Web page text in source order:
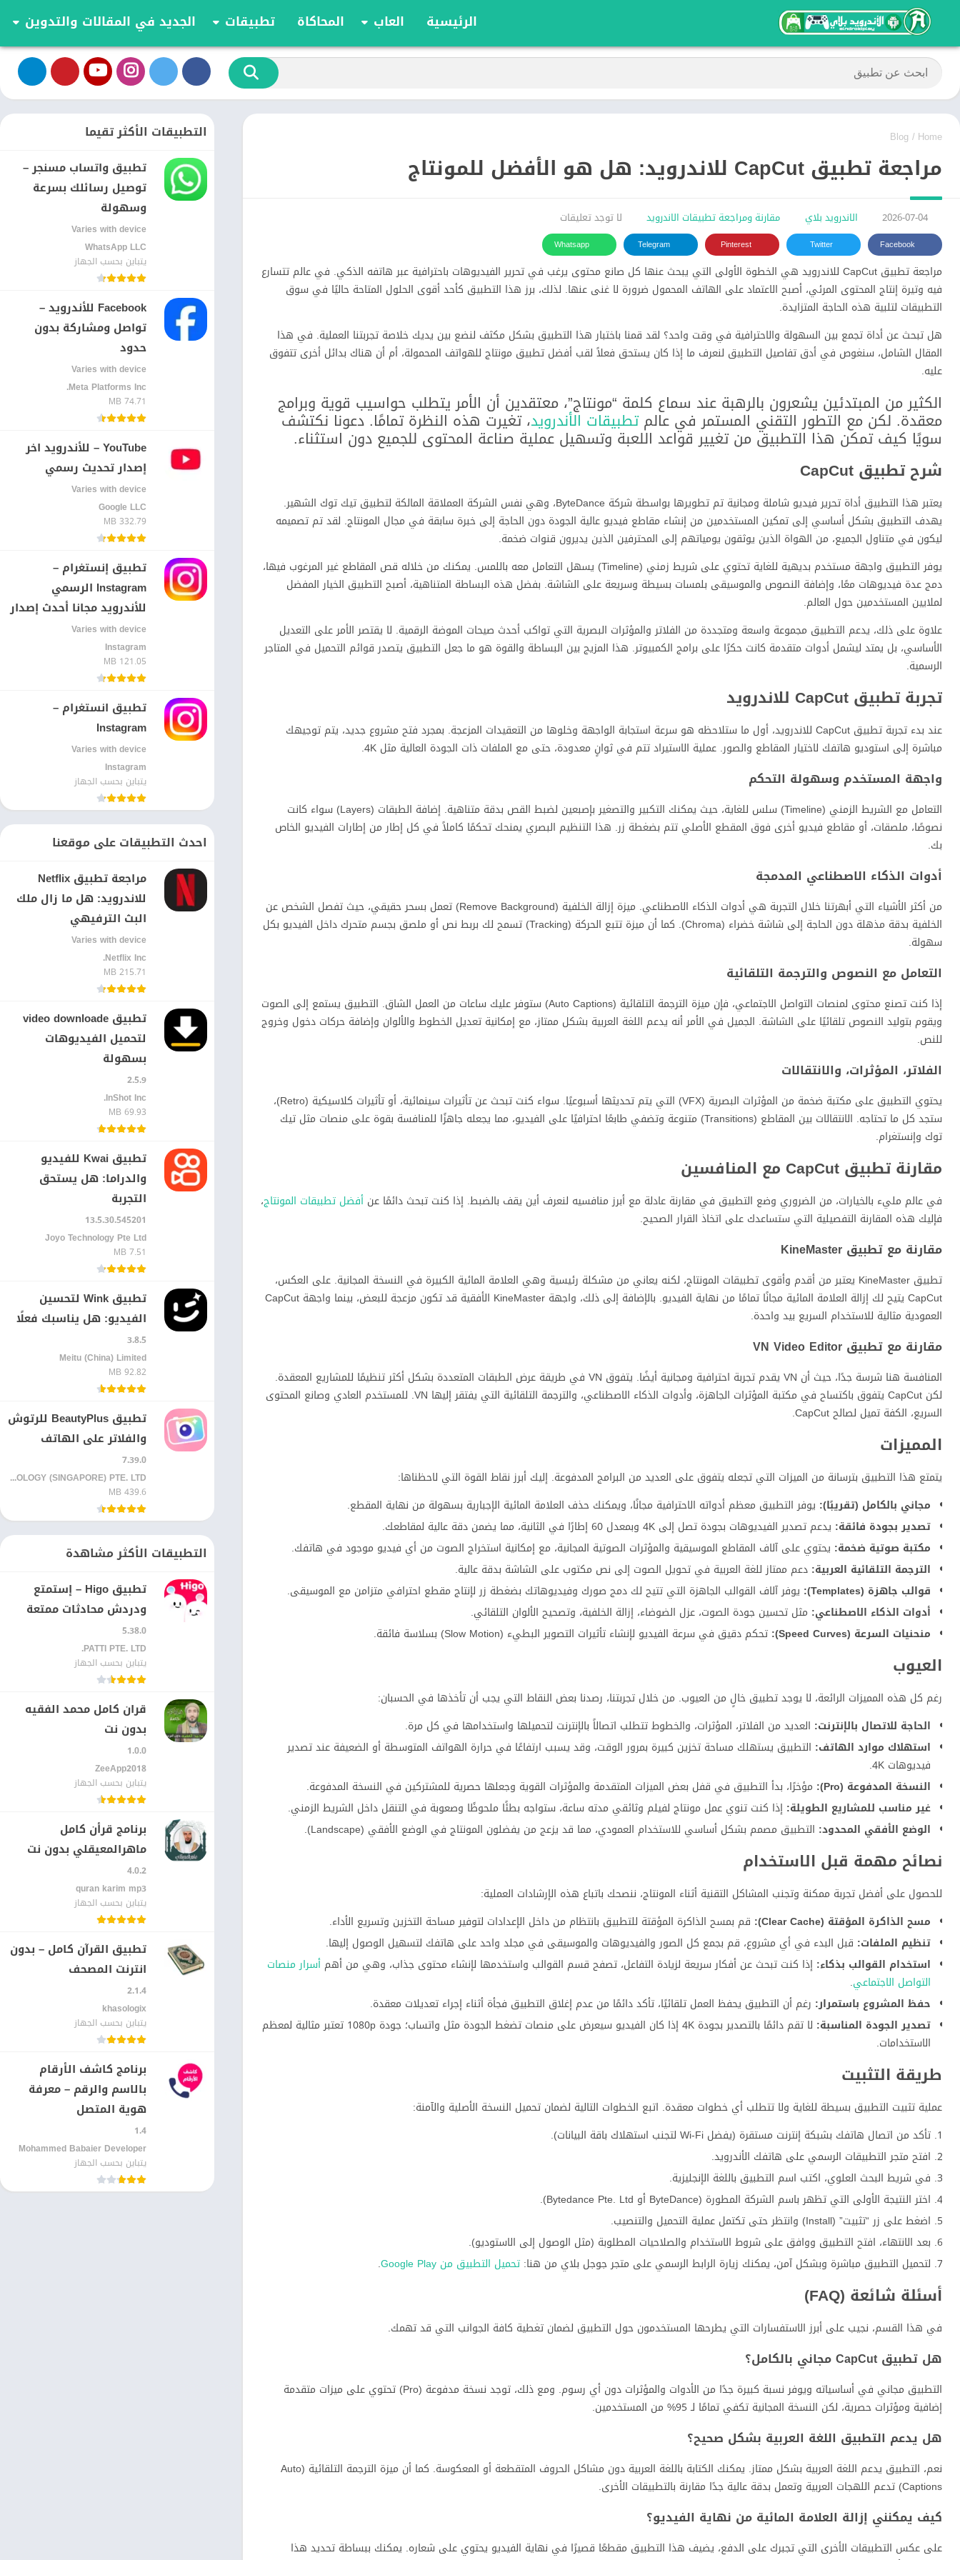
الرئيسية العاب
ألعاب الألواح
الألعاب الإستراتيجية
المحاكاة تطبيقات
الموسيقى والصوت
أدوات الفيديو
تخصيص
الكتب والمراجع
الاتصال
الصحة واللياقة البدنية
نمط حياة
Uncategorized
الجديد في المقالات والتدوين
تحديثات وأخبار أندرويد
مقارنة وشرح العاب اندرويد
مراجعة ومقارنة تطبيقات أندرويد
Home
/
Blog
مراجعة تطبيق CapCut للاندرويد: هل هو الأفضل للمونتاج
2026-07-04 الاندرويد بلاي مقارنة ومراجعة تطبيقات الاندرويد لا توجد تعليقات
Facebook
Twitter
Pinterest
Telegram
Whatsapp
مراجعة تطبيق CapCut للاندرويد هي الخطوة الأولى التي يبحث عنها كل صانع محتوى يرغب في تحرير الفيديوهات باحترافية عبر هاتفه الذكي. في عالم تتسارع
فيه وتيرة إنتاج المحتوى المرئي، أصبح الاعتماد على الهاتف المحمول ضرورة لا غنى عنها. لذلك، برز هذا التطبيق كأحد أقوى الحلول المتاحة حاليًا في سوق
التطبيقات لتلبية هذه الحاجة المتزايدة.
هل تبحث عن أداة تجمع بين السهولة والاحترافية في وقت واحد؟ لقد قمنا باختبار هذا التطبيق بشكل مكثف لنضع بين يديك خلاصة تجربتنا العملية. في هذا
المقال الشامل، سنغوص في أدق تفاصيل التطبيق لنعرف ما إذا كان يستحق فعلاً لقب أفضل تطبيق مونتاج للهواتف المحمولة، أم أن هناك بدائل أخرى تتفوق
عليه.
الكثير من المبتدئين يشعرون بالرهبة عند سماع كلمة “مونتاج”، معتقدين أن الأمر يتطلب حواسيب قوية وبرامج
معقدة. لكن مع التطور التقني المستمر في عالمتطبيقات الأندرويد، تغيرت هذه النظرة تمامًا. دعونا نكتشف
سويًا كيف تمكن هذا التطبيق من تغيير قواعد اللعبة وتسهيل عملية صناعة المحتوى للجميع دون استثناء.
شرح تطبيق CapCut
يعتبر هذا التطبيق أداة تحرير فيديو شاملة ومجانية تم تطويرها بواسطة شركة ByteDance، وهي نفس الشركة العملاقة المالكة لتطبيق تيك توك الشهير.
يهدف التطبيق بشكل أساسي إلى تمكين المستخدمين من إنشاء مقاطع فيديو عالية الجودة دون الحاجة إلى خبرة سابقة في مجال المونتاج. لقد تم تصميمه
ليكون في متناول الجميع، من الهواة الذين يوثقون يومياتهم إلى المحترفين الذين يديرون قنوات ضخمة.
يوفر التطبيق واجهة مستخدم بديهية للغاية تحتوي على شريط زمني (Timeline) يسهل التعامل معه باللمس. يمكنك من خلاله قص المقاطع غير المرغوب فيها،
دمج عدة فيديوهات معًا، وإضافة النصوص والموسيقى بلمسات بسيطة وسريعة على الشاشة. بفضل هذه البساطة المتناهية، أصبح التطبيق الخيار المفضل
لملايين المستخدمين حول العالم.
علاوة على ذلك، يدعم التطبيق مجموعة واسعة ومتجددة من الفلاتر والمؤثرات البصرية التي تواكب أحدث صيحات الموضة الرقمية. لا يقتصر الأمر على التعديل
الأساسي، بل يمتد ليشمل أدوات متقدمة كانت حكرًا على برامج الكمبيوتر. هذا المزيج بين البساطة والقوة هو ما جعل التطبيق يتصدر قوائم التحميل في المتاجر
الرسمية.
تجربة تطبيق CapCut للاندرويد
عند بدء تجربة تطبيق CapCut للاندرويد، أول ما ستلاحظه هو سرعة استجابة الواجهة وخلوها من التعقيدات المزعجة. بمجرد فتح مشروع جديد، يتم توجيهك
مباشرة إلى استوديو هاتفك لاختيار المقاطع والصور. عملية الاستيراد تتم في ثوانٍ معدودة، حتى مع الملفات ذات الجودة العالية مثل 4K.
واجهة المستخدم وسهولة التحكم
التعامل مع الشريط الزمني (Timeline) سلس للغاية، حيث يمكنك التكبير والتصغير بإصبعين لضبط القص بدقة متناهية. إضافة الطبقات (Layers) سواء كانت
نصوصًا، ملصقات، أو مقاطع فيديو أخرى فوق المقطع الأصلي تتم بضغطة زر. هذا التنظيم البصري يمنحك تحكمًا كاملاً في كل إطار من إطارات الفيديو الخاص
بك.
أدوات الذكاء الاصطناعي المدمجة
من أكثر الأشياء التي أبهرتنا خلال التجربة هي أدوات الذكاء الاصطناعي. ميزة إزالة الخلفية (Remove Background) تعمل بسحر حقيقي، حيث تفصل الشخص عن
الخلفية بدقة مذهلة دون الحاجة إلى شاشة خضراء (Chroma). كما أن ميزة تتبع الحركة (Tracking) تسمح لك بربط نص أو ملصق بجسم متحرك داخل الفيديو بكل
سهولة.
التعامل مع النصوص والترجمة التلقائية
إذا كنت تصنع محتوى لمنصات التواصل الاجتماعي، فإن ميزة الترجمة التلقائية (Auto Captions) ستوفر عليك ساعات من العمل الشاق. التطبيق يستمع إلى الصوت
ويقوم بتوليد النصوص تلقائيًا على الشاشة. الجميل في الأمر أنه يدعم اللغة العربية بشكل ممتاز، مع إمكانية تعديل الخطوط والألوان وإضافة حركات دخول وخروج
للنص.
الفلاتر، المؤثرات، والانتقالات
يحتوي التطبيق على مكتبة ضخمة من المؤثرات البصرية (VFX) التي يتم تحديثها أسبوعيًا. سواء كنت تبحث عن تأثيرات سينمائية، أو تأثيرات كلاسيكية (Retro)،
ستجد كل ما تحتاجه. الانتقالات بين المقاطع (Transitions) متنوعة وتضفي طابعًا احترافيًا على الفيديو، مما يجعله جاهزًا للمنافسة بقوة على منصات مثل تيك
توك وإنستغرام.
مقارنة تطبيق CapCut مع المنافسين
في عالم مليء بالخيارات، من الضروري وضع التطبيق في مقارنة عادلة مع أبرز منافسيه لنعرف أين يقف بالضبط. إذا كنت تبحث دائمًا عن أفضل تطبيقات المونتاج،
فإليك هذه المقارنة التفصيلية التي ستساعدك على اتخاذ القرار الصحيح.
مقارنة مع تطبيق KineMaster
تطبيق KineMaster يعتبر من أقدم وأقوى تطبيقات المونتاج، لكنه يعاني من مشكلة رئيسية وهي العلامة المائية الكبيرة في النسخة المجانية. على العكس،
CapCut يتيح لك إزالة العلامة المائية مجانًا تمامًا من نهاية الفيديو. بالإضافة إلى ذلك، واجهة KineMaster الأفقية قد تكون مزعجة للبعض، بينما واجهة CapCut
العمودية مثالية للاستخدام السريع بيد واحدة.
مقارنة مع تطبيق VN Video Editor
المنافسة هنا شرسة جدًا، حيث أن VN يقدم تجربة احترافية ومجانية أيضًا. يتفوق VN في طريقة عرض الطبقات المتعددة بشكل أكثر تنظيمًا للمشاريع المعقدة.
لكن CapCut يتفوق باكتساح في مكتبة المؤثرات الجاهزة، وأدوات الذكاء الاصطناعي، والترجمة التلقائية التي يفتقر إليها VN. للمستخدم العادي وصانع المحتوى
السريع، الكفة تميل لصالح CapCut.
المميزات
يتمتع هذا التطبيق بترسانة من الميزات التي تجعله يتفوق على العديد من البرامج المدفوعة. إليك أبرز نقاط القوة التي لاحظناها:
مجاني بالكامل (تقريبًا): يوفر التطبيق معظم أدواته الاحترافية مجانًا، ويمكنك حذف العلامة المائية الإجبارية بسهولة من نهاية المقطع.
تصدير بجودة فائقة: يدعم تصدير الفيديوهات بجودة تصل إلى 4K وبمعدل 60 إطارًا في الثانية، مما يضمن دقة عالية لمقاطعك.
مكتبة صوتية ضخمة: يحتوي على آلاف المقاطع الموسيقية والمؤثرات الصوتية المجانية، مع إمكانية استخراج الصوت من أي فيديو موجود في هاتفك.
الترجمة التلقائية العربية: دعم ممتاز للغة العربية في تحويل الصوت إلى نص مكتوب على الشاشة بدقة عالية.
قوالب جاهزة (Templates):
يوفر آلاف القوالب الجاهزة التي تتيح لك دمج صورك وفيديوهاتك بضغطة زر لإنتاج مقطع احترافي متزامن مع الموسيقى.
أدوات الذكاء الاصطناعي: مثل تحسين جودة الصوت، عزل الضوضاء، إزالة الخلفية، وتصحيح الألوان التلقائي.
منحنيات السرعة (Speed Curves):
تحكم دقيق في سرعة الفيديو لإنشاء تأثيرات التصوير البطيء (Slow Motion) بسلاسة فائقة.
العيوب
رغم كل هذه المميزات الرائعة، لا يوجد تطبيق خالٍ من العيوب. من خلال تجربتنا، رصدنا بعض النقاط التي يجب أن تأخذها في الحسبان:
الحاجة للاتصال بالإنترنت: العديد من الفلاتر، المؤثرات، والخطوط تتطلب اتصالاً بالإنترنت لتحميلها واستخدامها في كل مرة.
استهلاك موارد الهاتف: التطبيق يستهلك مساحة تخزين كبيرة بمرور الوقت، وقد يسبب ارتفاعًا في حرارة الهواتف المتوسطة أو الضعيفة عند تصدير
فيديوهات 4K.
النسخة المدفوعة (Pro):
مؤخرًا، بدأ التطبيق في قفل بعض الميزات المتقدمة والمؤثرات القوية وجعلها حصرية للمشتركين في النسخة المدفوعة.
غير مناسب للمشاريع الطويلة: إذا كنت تنوي عمل مونتاج لفيلم وثائقي مدته ساعة، ستواجه بطئًا ملحوظًا وصعوبة في التنقل داخل الشريط الزمني.
الوضع الأفقي المحدود: التطبيق مصمم بشكل أساسي للاستخدام العمودي، مما قد يزعج من يفضلون المونتاج في الوضع الأفقي (Landscape).
نصائح مهمة قبل الاستخدام
للحصول على أفضل تجربة ممكنة وتجنب المشاكل التقنية أثناء المونتاج، ننصحك باتباع هذه الإرشادات العملية:
مسح الذاكرة المؤقتة (Clear Cache):
قم بمسح الذاكرة المؤقتة للتطبيق بانتظام من داخل الإعدادات لتوفير مساحة التخزين وتسريع الأداء.
تنظيم الملفات: قبل البدء في أي مشروع، قم بجمع كل الصور والفيديوهات والموسيقى في مجلد واحد على هاتفك لتسهيل الوصول إليها.
استخدام القوالب بذكاء: إذا كنت تبحث عن أفكار سريعة لزيادة التفاعل، تصفح قسم القوالب واستخدمها لإنشاء محتوى جذاب، وهي من أهم أسرار منصات
التواصل الاجتماعي.
حفظ المشروع باستمرار: رغم أن التطبيق يحفظ العمل تلقائيًا، تأكد دائمًا من عدم إغلاق التطبيق فجأة أثناء إجراء تعديلات معقدة.
تصدير الجودة المناسبة:
لا تقم دائمًا بالتصدير بجودة 4K إذا كان الفيديو سيعرض على منصات تضغط الجودة مثل واتساب؛ جودة 1080p تعتبر مثالية لمعظم
الاستخدامات.
طريقة التثبيت
عملية تثبيت التطبيق بسيطة للغاية ولا تتطلب أي خطوات معقدة. اتبع الخطوات التالية لضمان تحميل النسخة الأصلية والآمنة:
تأكد من اتصال هاتفك بشبكة إنترنت مستقرة (يفضل Wi-Fi لتجنب استهلاك باقة البيانات).
افتح متجر التطبيقات الرسمي على هاتفك الأندرويد.
في شريط البحث العلوي، اكتب اسم التطبيق باللغة الإنجليزية.
اختر النتيجة الأولى التي تظهر باسم الشركة المطورة (ByteDance أو Bytedance Pte. Ltd).
اضغط على زر “تثبيت” (Install) وانتظر حتى تكتمل عملية التحميل والتنصيب.
بعد الانتهاء، افتح التطبيق ووافق على شروط الاستخدام والصلاحيات المطلوبة (مثل الوصول إلى الاستوديو).
لتحميل التطبيق مباشرة وبشكل آمن، يمكنك زيارة الرابط الرسمي على متجر جوجل بلاي من هنا: تحميل التطبيق من Google Play .
أسئلة شائعة (FAQ)
في هذا القسم، نجيب على أبرز الاستفسارات التي يطرحها المستخدمون حول التطبيق لضمان تغطية كافة الجوانب التي قد تهمك.
هل تطبيق CapCut مجاني بالكامل؟
التطبيق مجاني في أساسياته ويوفر نسبة كبيرة جدًا من الأدوات والمؤثرات دون أي رسوم. ومع ذلك، توجد نسخة مدفوعة (Pro) تحتوي على ميزات متقدمة
إضافية ومؤثرات حصرية، لكن النسخة المجانية تكفي تمامًا لـ 95% من المستخدمين.
هل يدعم التطبيق اللغة العربية بشكل صحيح؟
نعم، التطبيق يدعم اللغة العربية بشكل ممتاز. يمكنك الكتابة باللغة العربية دون مشاكل الحروف المتقطعة أو المعكوسة. كما أن ميزة الترجمة التلقائية (Auto
Captions) تدعم اللهجات العربية وتعمل بدقة عالية جدًا مقارنة بالتطبيقات الأخرى.
كيف يمكنني إزالة العلامة المائية من نهاية الفيديو؟
على عكس التطبيقات الأخرى التي تجبرك على الدفع، يضيف هذا التطبيق مقطعًا قصيرًا في نهاية الفيديو يحتوي على شعاره. يمكنك ببساطة تحديد هذا
التطبيقات الأكثر تقيما
تطبيق واتساب مسنجر –
توصيل رسائلك بسرعة
وسهولة
Varies with device
WhatsApp LLC‏
يتباين بحسب الجهاز
Facebook للأندرويد –
تواصل ومشاركة بدون
حدود
Varies with device
Meta Platforms Inc.‏
74.71 MB
YouTube – للأندرويد اخر
إصدار تحديث رسمي
Varies with device
Google LLC‏
332.79 MB
تطبيق إنستغرام –
Instagram الرسمي
للأندرويد مجانا أحدث إصدار
Varies with device
Instagram‏
121.05 MB
تطبيق انستغرام –
Instagram
Varies with device
Instagram‏
يتباين بحسب الجهاز
احدث التطبيقات على موقعنا
مراجعة تطبيق Netflix
للاندرويد: هل ما زال ملك
البث الترفيهي
Varies with device
Netflix Inc.‏
215.71 MB
تطبيق video downloade
لتحميل الفيديوهات
بسهولة
2.5.9
InShot Inc.‏
69.93 MB
تطبيق Kwai للفيديو
والدراما: هل يستحق
التجربة
13.5.30.545201
Joyo Technology Pte Ltd‏
7.51 MB
تطبيق Wink لتحسين
الفيديو: هل يناسبك فعلًا
3.8.5
Meitu (China) Limited
92.82 MB
تطبيق BeautyPlus للرتوش
والفلاتر على الهاتف
7.39.0
PIXOCIAL TECHNOLOGY (SINGAPORE) PTE. LTD.
439.6 MB
التطبيقات الأكثر مشاهدة
تطبيق Higo – إستمتع
ودردش محادثات ممتعة
5.38.0
PATTI PTE. LTD.‏
يتباين بحسب الجهاز
قران كامل محمد الفقيه
بدون نت
1.0.0
ZeeApp2018‏
يتباين بحسب الجهاز
برنامج قرأن كامل
ماهرالمعيقلي بدون نت
4.0.2
quran karim mp3‏
يتباين بحسب الجهاز
تطبيق القرآن كامل – بدون
انترنت المصحف
2.1.4
khasologix‏
يتباين بحسب الجهاز
برنامج كاشف الأرقام
بالاسم والرقم – معرفة
هوية المتصل
1.4
Mohammed Babaier Developer‏
يتباين بحسب الجهاز